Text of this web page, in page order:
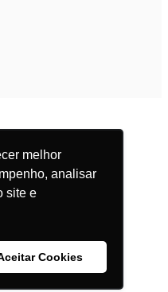
melhor
analisar
site e
Cookies
Todos os direitos